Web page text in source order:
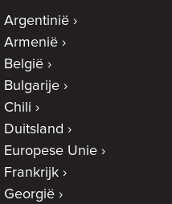
Argentinië
Armenië
België
Bulgarije
Chili
Duitsland
Europese Unie
Frankrijk
Georgië